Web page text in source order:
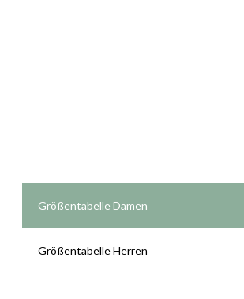
Größentabelle Damen
Größentabelle Herren